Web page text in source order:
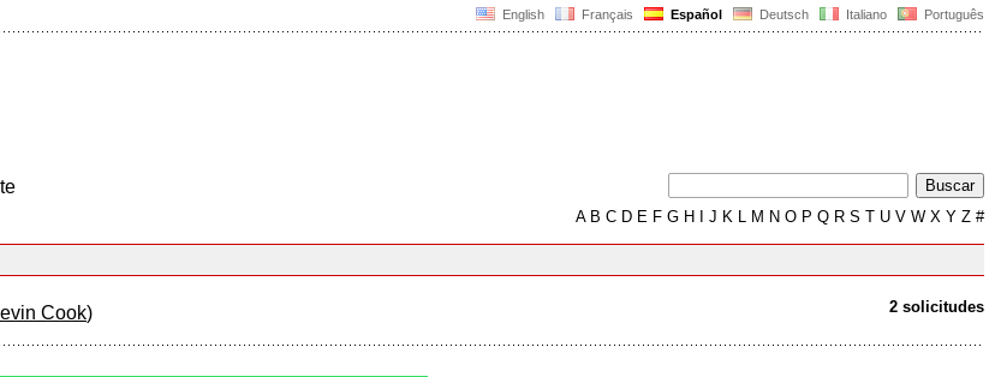
English Français Español Deutsch Italiano Português
AB C D E F G H J K L M N O P Q R S T U V W X Y Z #
2 solicitudes
Cook)